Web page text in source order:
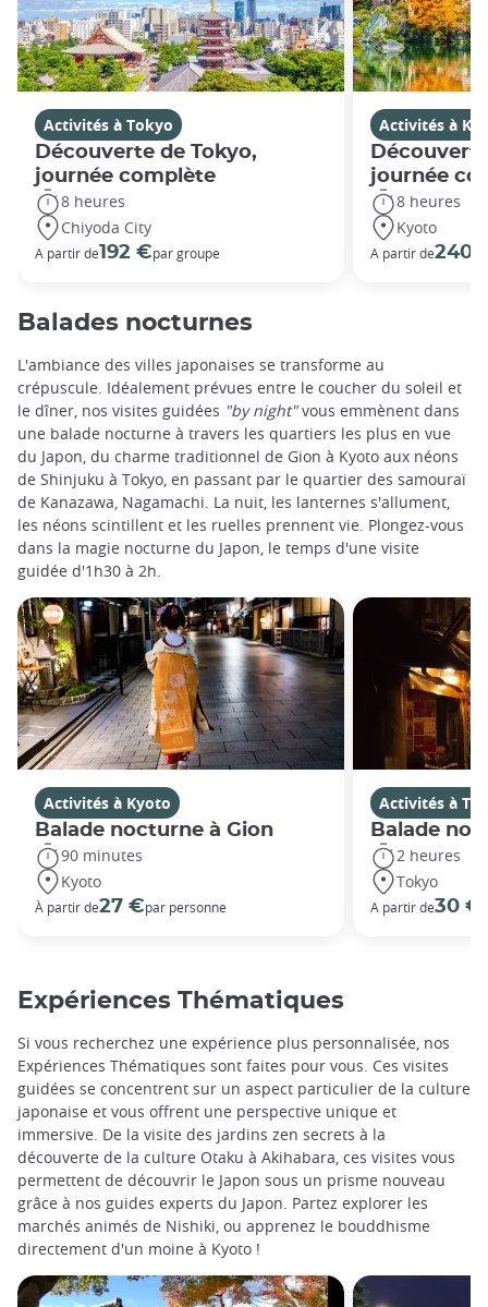
Activités à Tokyo
Découverte de Tokyo,
journée complète
8 heures
Chiyoda City
A partir de192 €par groupe
Activités à
journée
8 heures
Kyoto
A partir de240
Balades nocturnes
L'ambiance des villes japonaises se transforme au
crépuscule. Idéalement prévues entre le coucher du soleil et
le dîner, nos visites guidées "by night"vous emmènent dans
une balade nocturne à travers les quartiers les plus en vue
du Japon, du charme traditionnel de Gion à Kyoto aux néons
de Shinjuku à Tokyo, en passant par le quartier des samouraï
de Kanazawa, Nagamachi. La nuit, les lanternes s'allument,
les néons scintillent et les ruelles prennent vie. Plongez-vous
dans la magie nocturne du Japon, le temps d'une visite
guidée d'1h30 à 2h.
Activités à Kyoto
Balade nocturne à Gion
90 minutes
Kyoto
À partir de27 €par personne
Activités à
Balade
2 heures
Tokyo
A partir de30 €
Expériences Thématiques
Si vous recherchez une expérience plus personnalisée, nos
Expériences Thématiques sont faites pour vous. Ces visites
guidées se concentrent sur un aspect particulier de la culture
japonaise et vous offrent une perspective unique et
immersive. De la visite des jardins zen secrets à la
découverte de la culture Otaku à Akihabara, ces visites vous
permettent de découvrir le Japon sous un prisme nouveau
grâce à nos guides experts du Japon. Partez explorer les
marchés animés de Nishiki, ou apprenez le bouddhisme
directement d'un moine à Kyoto !